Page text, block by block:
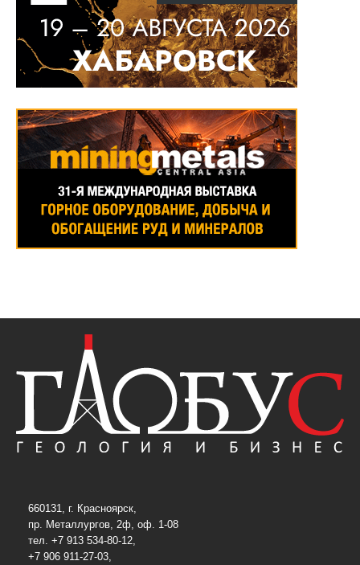
660131, г. Красноярск,
пр. Металлургов, 2ф, оф. 1-08
тел. +7 913 534-80-12,
+7 906 911-27-03,